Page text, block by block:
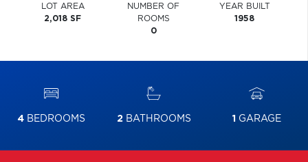
LOT AREA
2,018 SF
NUMBER OF
ROOMS
0
YEAR BUILT
1958
4 BEDROOMS 2BATHROOMS 1 GARAGE